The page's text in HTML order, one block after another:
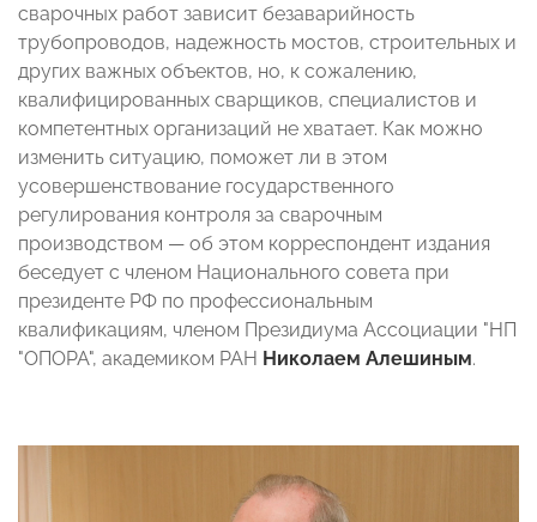
сварочных работ зависит безаварийность
трубопроводов, надежность мостов, строительных и
других важных объектов, но, к сожалению,
квалифицированных сварщиков, специалистов и
компетентных организаций не хватает. Как можно
изменить ситуацию, поможет ли в этом
усовершенствование государственного
регулирования контроля за сварочным
производством — об этом корреспондент издания
беседует с членом Национального совета при
президенте РФ по профессиональным
квалификациям, членом Президиума Ассоциации "НП
"ОПОРА", академиком РАН Николаем Алешиным.